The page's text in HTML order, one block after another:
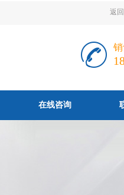
返
在线咨询